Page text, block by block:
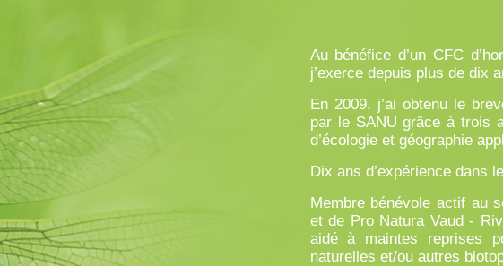
Au bénéfice d’un CFC
j’exerce depuis plus de dix
En 2009, j’ai obtenu le
par le SANU grâce à trois
d’écologie et géographie
Dix ans d’expérience dans
Membre bénévole actif au
et de Pro Natura Vaud -
aidé à maintes reprises
naturelles et/ou autres